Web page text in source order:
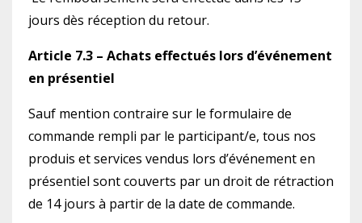
jours dès réception du retour.
Article 7.3 – Achats effectués lors d’événement
en présentiel
Sauf mention contraire sur le formulaire de
commande rempli par le participant/e, tous nos
produis et services vendus lors d’événement en
présentiel sont couverts par un droit de rétraction
de 14 jours à partir de la date de commande.